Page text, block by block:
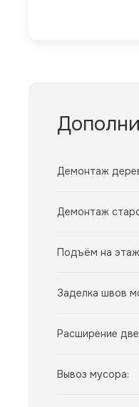
Демонтаж
Демонтаж
Подъём на этаж
Заделка швов
Расширение
Вывоз мусора: